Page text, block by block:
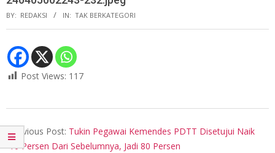
BY: REDAKSI IN: TAK BERKATEGORI
Post Views: 117
04-
05
Previous Post: Tukin Pegawai Kemendes PDTT Disetujui Naik
10 Persen Dari Sebelumnya, Jadi 80 Persen